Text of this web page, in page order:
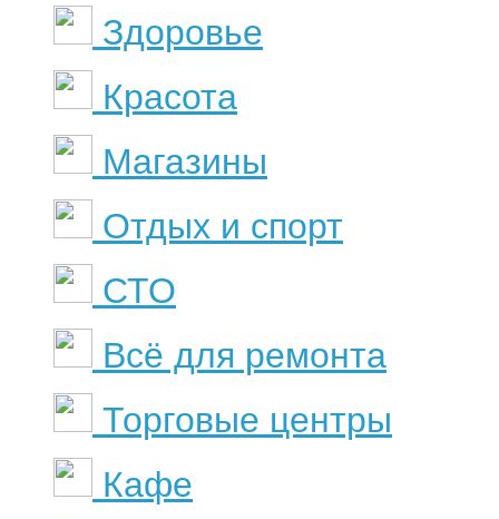
Здоровье
Красота
Магазины
Отдых и спорт
СТО
Всё для ремонта
Торговые центры
Кафе